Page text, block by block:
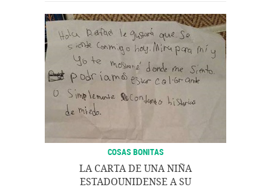
COSAS BONITAS
LA CARTA DE UNA NIÑA
ESTADOUNIDENSE A SU